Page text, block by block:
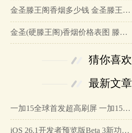
金圣滕王阁香烟多少钱 金圣滕王阁香烟价格表图…
金圣(硬滕王阁)香烟价格表图 滕王阁金圣硬盒多少钱…
猜你喜欢
最新文章
一加15全球首发超高刷屏 一加15参数详细配置…
iOS 26.1开发者预览版Beta 3新功能详解…